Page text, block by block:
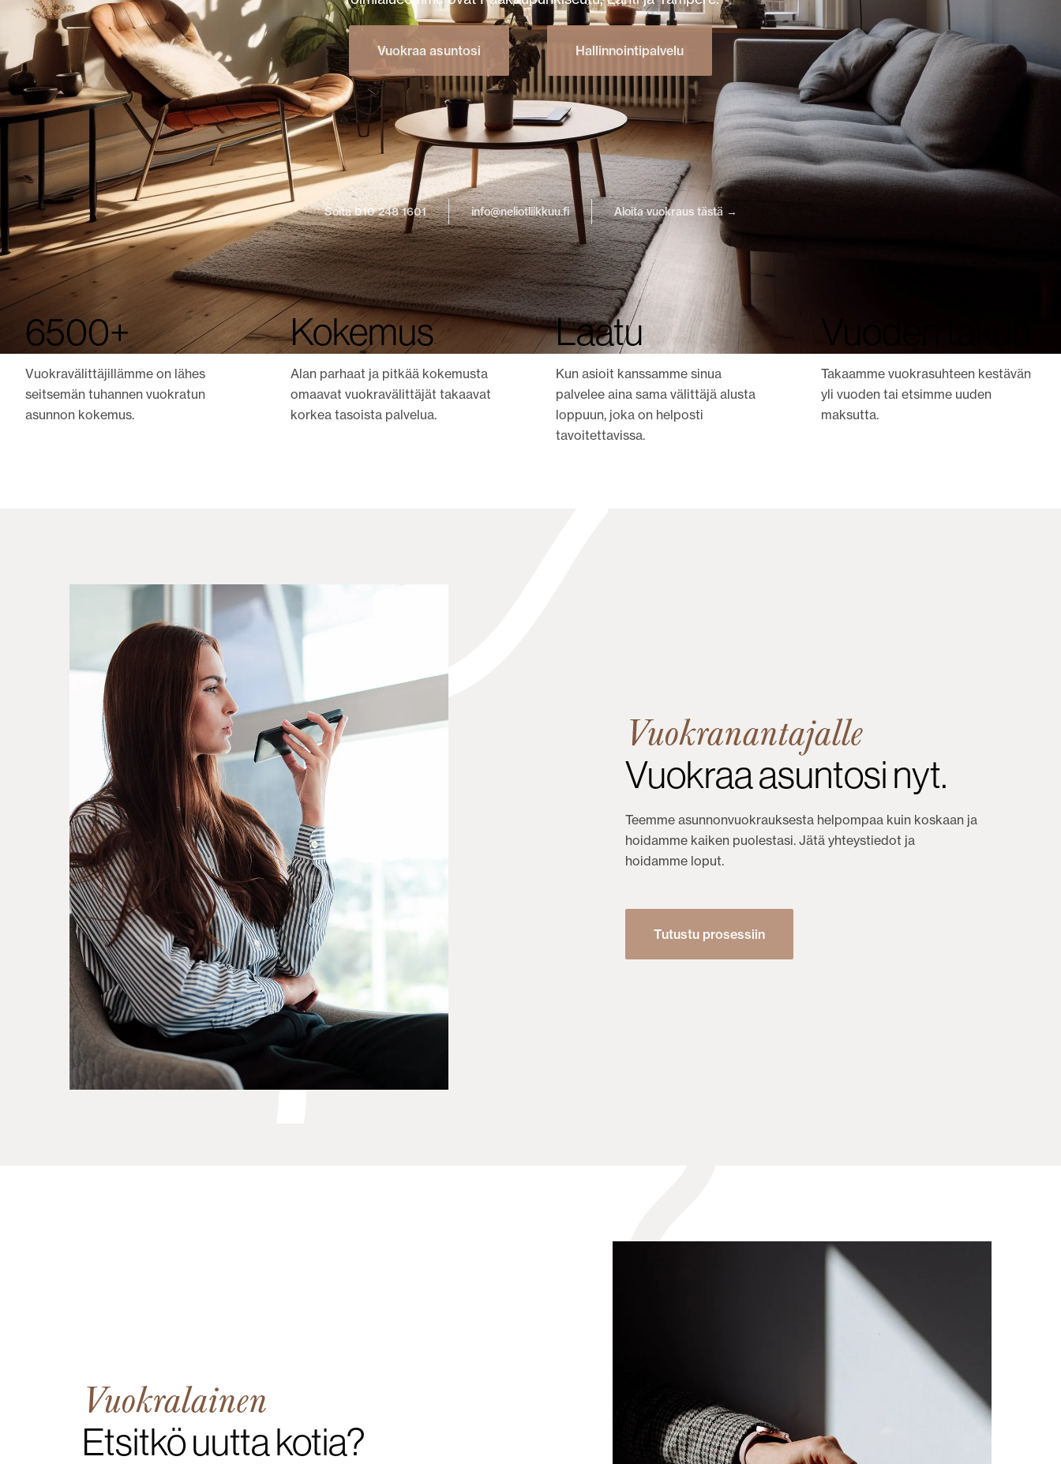
Vuokraa asuntosi Hallinnointipalvelu
Soita 010 248 1601 info@neliotliikkuu.fi Aloita vuokraus tästä →
6500+
Vuokravälittäjillämme on lähes
seitsemän tuhannen vuokratun
asunnon kokemus.
Kokemus
Alan parhaat ja pitkää kokemusta
omaavat vuokravälittäjät takaavat
korkea tasoista palvelua.
Laatu
Kun asioit kanssamme sinua
palvelee aina sama välittäjä alusta
loppuun, joka on helposti
tavoitettavissa.
Vuoden takuu
Takaamme vuokrasuhteen kestävän
yli vuoden tai etsimme uuden
maksutta.
Vuokranantajalle
Vuokraa asuntosi nyt.
Teemme asunnonvuokrauksesta helpompaa kuin koskaan ja
hoidamme kaiken puolestasi. Jätä yhteystiedot ja
hoidamme loput.
Tutustu prosessiin
Vuokralainen
Etsitkö uutta kotia?